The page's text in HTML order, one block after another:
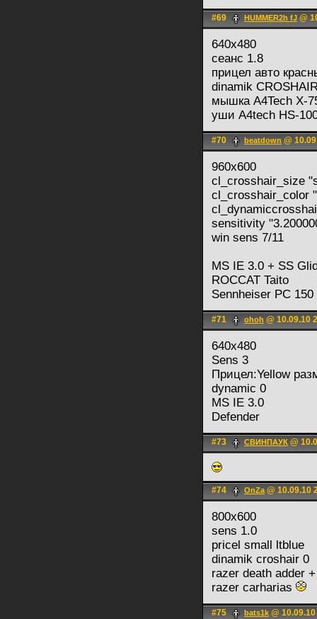
#69 HUMMER2h fJ @
640х480
сеанс 1.8
прицел авто
dinamik
мышка A4Tech X-
уши A4tech HS-
#70 beatdown @
960x600
cl_crosshair_size
cl_crosshair_color
sensitivity
win sens 7/11
MS IE 3.0 + SS
ROCCAT Taito
Sennheiser PC 150
#71 ohoh @ 10.09.10
640х480
Sens 3
Прицел:Yellow
dynamic 0
MS IE 3.0
Defender
#73 СВИНПАУК @
#74 OnZa@ 10.09.10
800x600
sens 1.0
pricel small ltblue
dinamik croshair 0
razer death adder
razer carharias
#75 bats1k @